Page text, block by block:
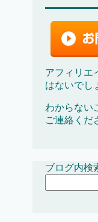
アフィリエ
はないでし
わからない
ご連絡くだ
ブログ内検